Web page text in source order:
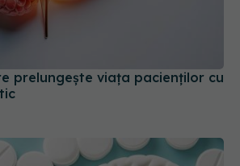
prelungește viața pacienților cu